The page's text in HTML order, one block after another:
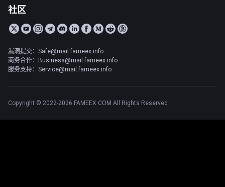
社区
漏洞提交：Safe@mail.fameex.info
商务合作：Business@mail.fameex.info
服务支持：Service@mail.fameex.info
Copyright © 2022-2026 FAMEEX.COM All Rights Reserved